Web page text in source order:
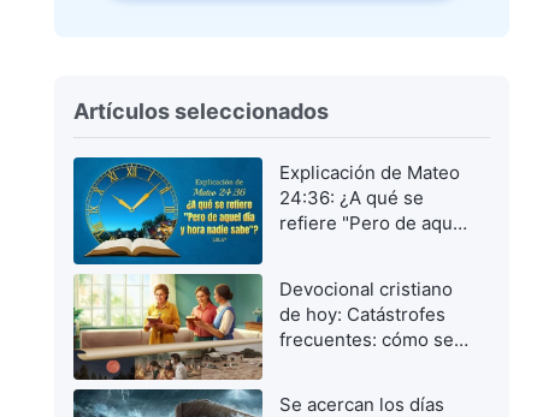
Artículos seleccionados
Explicación de Mateo
24:36: ¿A qué se
refiere "Pero de aquel
Devocional cristiano
de hoy: Catástrofes
frecuentes: cómo ser
Se acercan los días